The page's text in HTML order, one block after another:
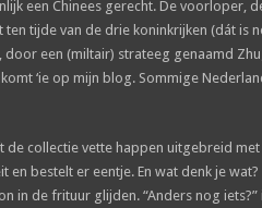
een Chinees gerecht. De voorloper,
tijde van de drie koninkrijken (dát is
door een (miltair) strateeg genaamd
‘ie op mijn blog. Sommige
de collectie vette happen uitgebreid
bestelt er eentje. En wat denk je
in de frituur glijden. “Anders nog